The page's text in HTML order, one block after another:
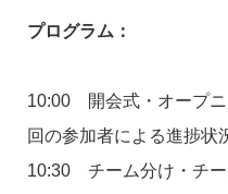
プログラム：
10:00 開会式・オープニ
回の参加者による進捗状
10:30 チーム分け・チー